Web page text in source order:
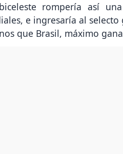
rompería así
e ingresaría al
que Brasil, máximo